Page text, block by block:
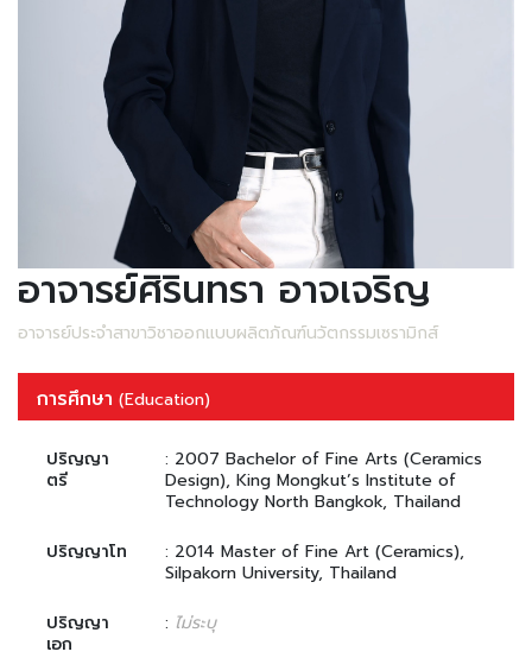
อาจารย์ศิรินทรา อาจเจริญ
อาจารย์ประจำสาขาวิชาออกแบบผลิตภัณฑ์นวัตกรรมเซรามิกส์
การศึกษา (Education)
ปริญญา
ตรี
: 2007 Bachelor of Fine Arts (Ceramics
Design), King Mongkut’s Institute of
Technology North Bangkok, Thailand
ปริญญาโท
: 2014 Master of Fine Art (Ceramics),
Silpakorn University, Thailand
ปริญญา
เอก
: ไม่ระบุ